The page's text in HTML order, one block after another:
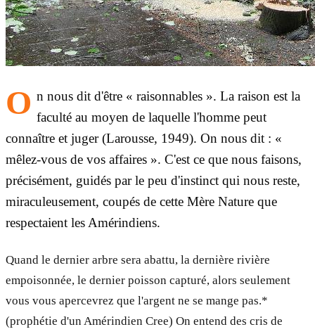
O n nous dit d'être « raisonnables ». La raison est la
faculté au moyen de laquelle l'homme peut
connaître et juger (Larousse, 1949). On nous dit : «
mêlez-vous de vos affaires ». C'est ce que nous faisons,
précisément, guidés par le peu d'instinct qui nous reste,
miraculeusement, coupés de cette Mère Nature que
respectaient les Amérindiens.
Quand le dernier arbre sera abattu, la dernière rivière
empoisonnée, le dernier poisson capturé, alors seulement
vous vous apercevrez que l'argent ne se mange pas.*
(prophétie d'un Amérindien Cree) On entend des cris de